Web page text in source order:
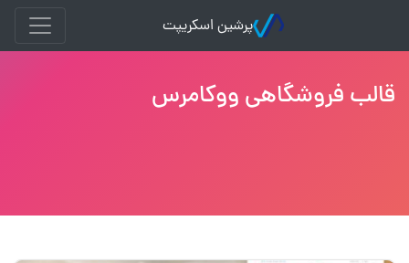
پرشین اسکریپت
قالب فروشگاهی ووکامرس